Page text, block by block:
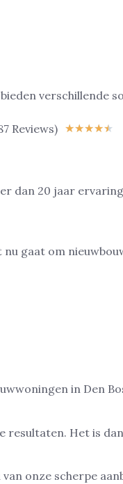
Reviews) ★★★★★
gaat om
in Den
resultaten. Het is
onze scherpe